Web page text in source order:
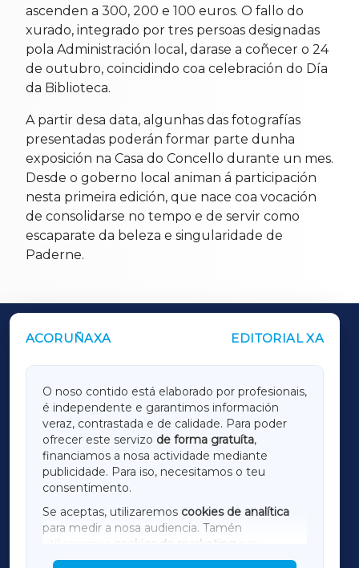
ascenden a 300, 200 e 100 euros. O fallo do
xurado, integrado por tres persoas designadas
pola Administración local, darase a coñecer o 24
de outubro, coincidindo coa celebración do Día
da Biblioteca.
A partir desa data, algunhas das fotografías
presentadas poderán formar parte dunha
exposición na Casa do Concello durante un mes.
Desde o goberno local animan á participación
nesta primeira edición, que nace coa vocación
de consolidarse no tempo e de servir como
escaparate da beleza e singularidade de
Paderne.
ACORUÑAXA EDITORIAL XA
O noso contido está elaborado por profesionais,
é independente e garantimos información
veraz, contrastada e de calidade. Para poder
ofrecer este servizo de forma gratuíta,
financiamos a nosa actividade mediante
publicidade. Para iso, necesitamos o teu
consentimento.
Se aceptas, utilizaremos cookies de analítica
para medir a nosa audiencia. Tamén
utilizaremos
cookies de marketing
mostrar publicidade de terceiros.
OUTROS PERIÓDICOS
LUGOXA
TERRACHAXA
AMARIÑAXA